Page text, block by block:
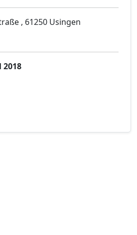
, 61250 Usingen
2018